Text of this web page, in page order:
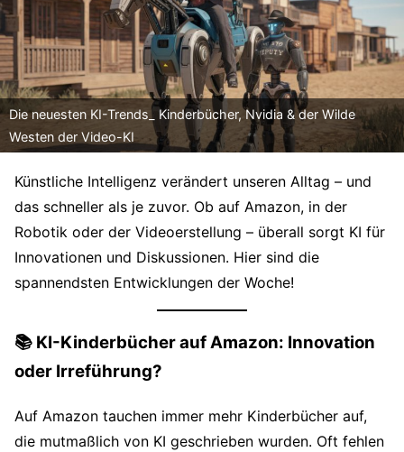
Die neuesten KI-Trends_ Kinderbücher, Nvidia & der Wilde
Westen der Video-KI
Künstliche Intelligenz verändert unseren Alltag – und
das schneller als je zuvor. Ob auf Amazon, in der
Robotik oder der Videoerstellung – überall sorgt KI für
Innovationen und Diskussionen. Hier sind die
spannendsten Entwicklungen der Woche!
📚 KI-Kinderbücher auf Amazon: Innovation
oder Irreführung?
Auf Amazon tauchen immer mehr Kinderbücher auf,
die mutmaßlich von KI geschrieben wurden. Oft fehlen